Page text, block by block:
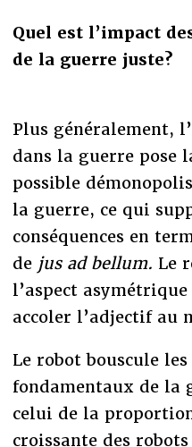
Quel est l’impact
de la guerre juste?
Plus généralement,
dans la guerre pose
possible
la guerre, ce qui
conséquences en
de jus ad bellum. Le
l’aspect
accoler l’adjectif au
Le robot bouscule
fondamentaux de la
celui de la
croissante des